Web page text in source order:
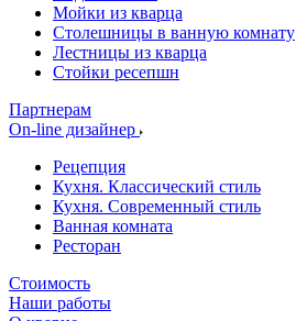
Мойки из кварца
Столешницы в ванную комнату
Лестницы из кварца
Стойки ресепшн
Партнерам
On-line дизайнер
Рецепция
Кухня. Классический стиль
Кухня. Современный стиль
Ванная комната
Ресторан
Стоимость
Наши работы